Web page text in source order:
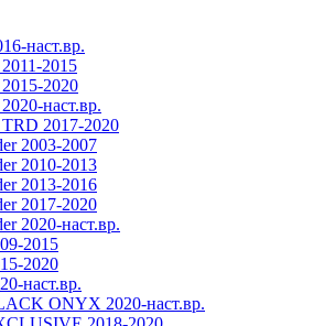
наст.вр.
2015
2020
наст.вр.
2017-2020
2003-2007
2010-2013
2013-2016
2017-2020
2020-наст.вр.
2015
2020
наст.вр.
ONYX 2020-наст.вр.